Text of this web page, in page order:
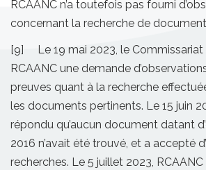
RCAANC n’a toutefois pas fourni
concernant la recherche de
[9] Le 19 mai 2023, le Commissariat
RCAANC une demande
preuves quant à la recherche
les documents pertinents. Le 15 juin
répondu qu’aucun document datant
2016 n’avait été trouvé, et a accepté
recherches. Le 5 juillet 2023,